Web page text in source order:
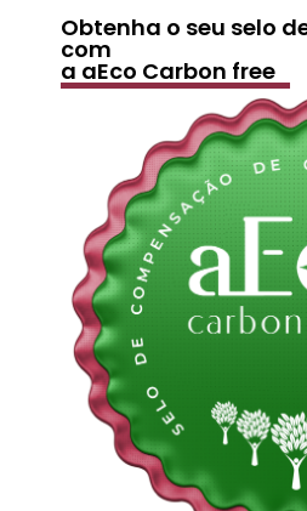
Obtenha o seu selo
com
a aEco Carbon free